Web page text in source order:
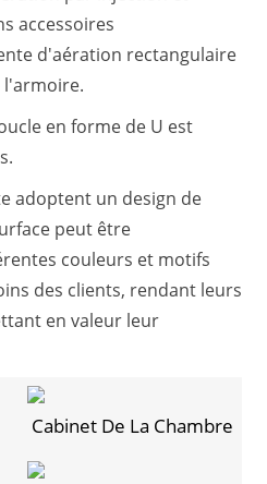
accessoires
d'aération rectangulaire
l'armoire.
en forme de U est
adoptent un design de
peut être
couleurs et motifs
des clients, rendant leurs
en valeur leur
Cabinet De La Chambre